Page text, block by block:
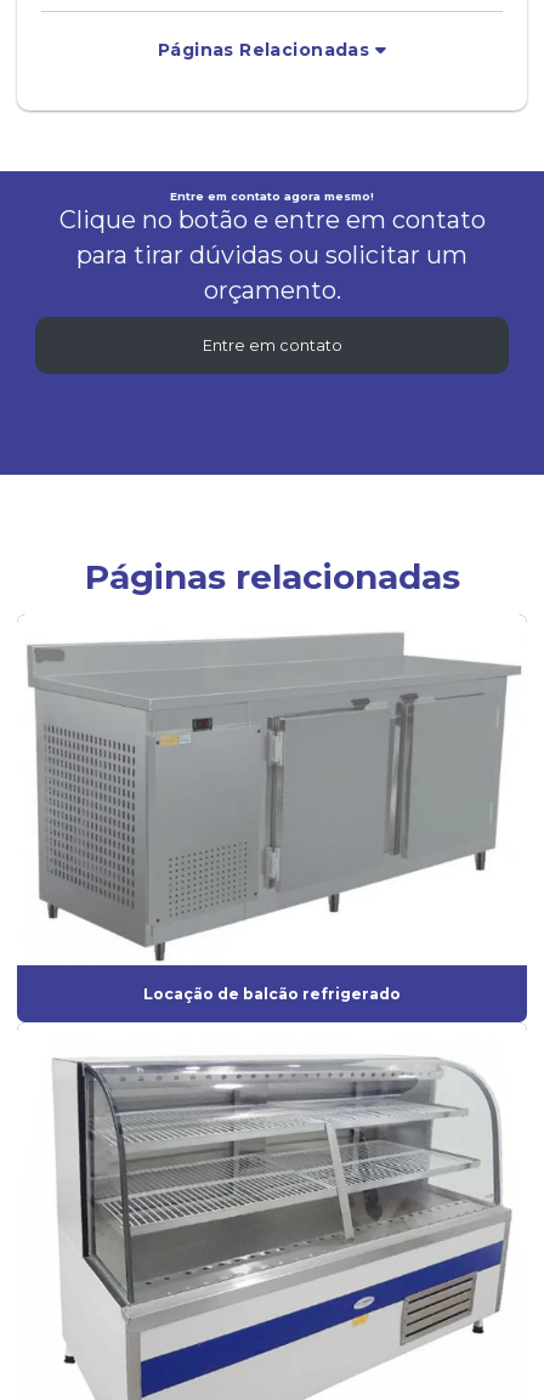
Páginas Relacionadas
Entre em contato agora mesmo!
Clique no botão e entre em contato
para tirar dúvidas ou solicitar um
orçamento.
Entre em contato
Páginas relacionadas
Locação de balcão refrigerado